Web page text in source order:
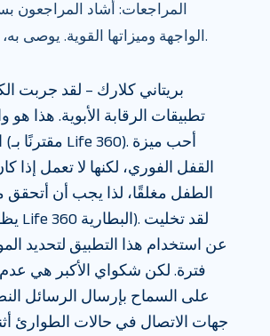
المراجعات: أشاد المراجعون
الواجهة وميزاتها القوية. يوصى به، خاصة للعائلات.
بريتاني كلارك – لقد جربت
تطبيقات الرقابة الأبوية. هذا هو
القفل الفوري، لكنها لا تعمل إذا
الطفل مغلقًا، لذا يجب أن
عن استخدام هذا التطبيق لتحديد
فترة. لكن شكواي الأكبر هي عدم
على السماح بإرسال الرسائل
جهات الاتصال في حالات الطوارئ